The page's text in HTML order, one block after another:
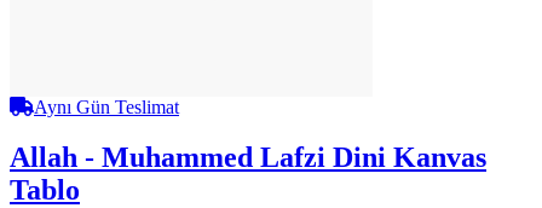
Aynı Gün Teslimat
Allah - Muhammed Lafzi Dini Kanvas
Tablo